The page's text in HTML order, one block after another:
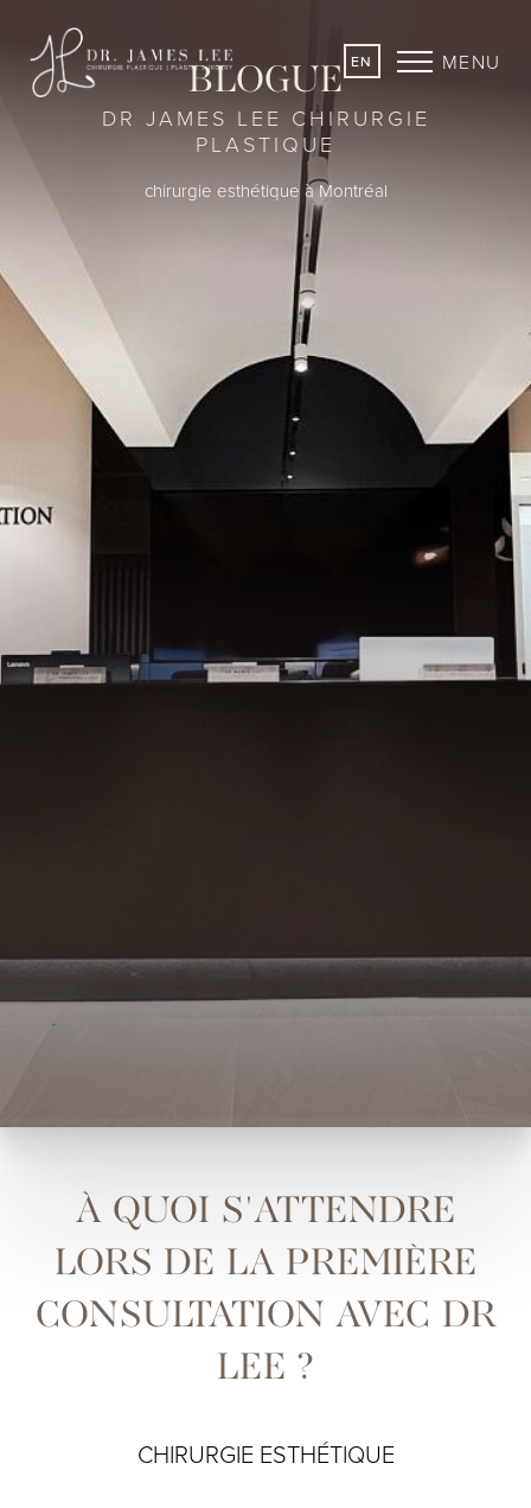
EN MENU
BLOGUE
DR JAMES LEE CHIRURGIE
PLASTIQUE
chirurgie esthétique à Montréal
À QUOI S'ATTENDRE
LORS DE LA PREMIÈRE
CONSULTATION AVEC DR
LEE ?
CHIRURGIE ESTHÉTIQUE